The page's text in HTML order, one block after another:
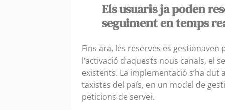
Els usuaris ja poden
seguiment en temps
Fins ara, les reserves es
l’activació d’aquests nous canals, el
existents. La implementació s’ha
taxistes del país, en un model de
peticions de servei.